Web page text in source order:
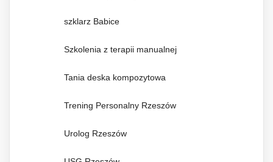
szklarz Babice
Szkolenia z terapii manualnej
Tania deska kompozytowa
Trening Personalny Rzeszów
Urolog Rzeszów